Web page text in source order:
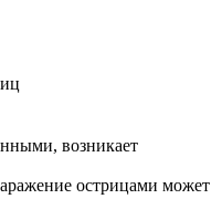
возникает
острицами может